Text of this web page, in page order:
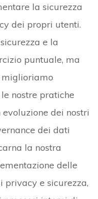
la sicurezza
dei propri utenti.
e la
puntuale, ma
miglioriamo
nostre pratiche
dei nostri
dei dati
la nostra
delle
privacy e sicurezza,